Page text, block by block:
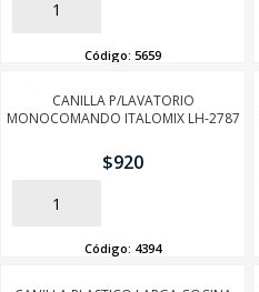
AÑADIR
Código: 5659
CANILLA P/LAVATORIO
MONOCOMANDO ITALOMIX LH-2787
$920
AÑADIR
Código: 4394